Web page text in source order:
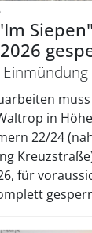
in
22/24
für